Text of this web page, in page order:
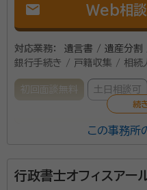
mail Web相談
対応業務：
遺言書 / 遺産分
銀行手続き / 戸籍収集 / 相続
初回面談無料 土日相談可
お客様にまずご理解をし
に手続きの方法を選択し
この事務所
行政書士オフィスアー